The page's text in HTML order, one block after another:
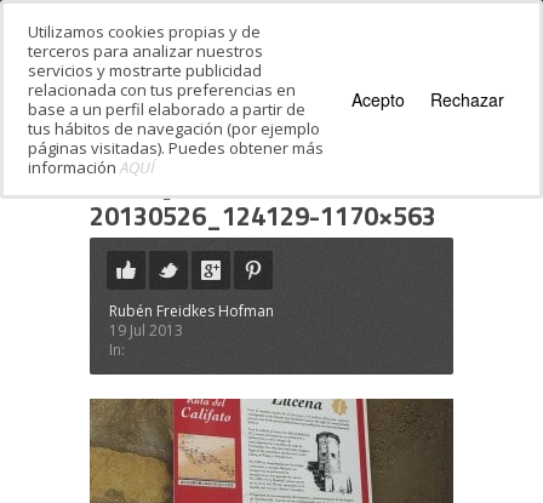
Estás en:
20130526_124129-1170×563
20130526_124129-1170×563
Rubén Freidkes Hofman
19 Jul 2013
In:
Utilizamos cookies propias y de
terceros para analizar nuestros
servicios y mostrarte publicidad
relacionada con tus preferencias en
base a un perfil elaborado a partir de
tus hábitos de navegación (por ejemplo
páginas visitadas). Puedes obtener más
información AQUÍ
Acepto Rechazar